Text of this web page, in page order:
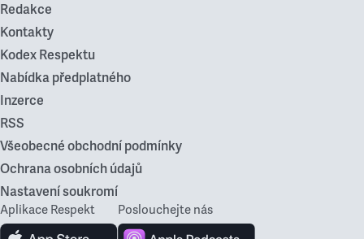
Redakce
Kontakty
Kodex Respektu
Nabídka předplatného
Inzerce
RSS
Všeobecné obchodní podmínky
Ochrana osobních údajů
Nastavení soukromí
Aplikace Respekt Poslouchejte nás